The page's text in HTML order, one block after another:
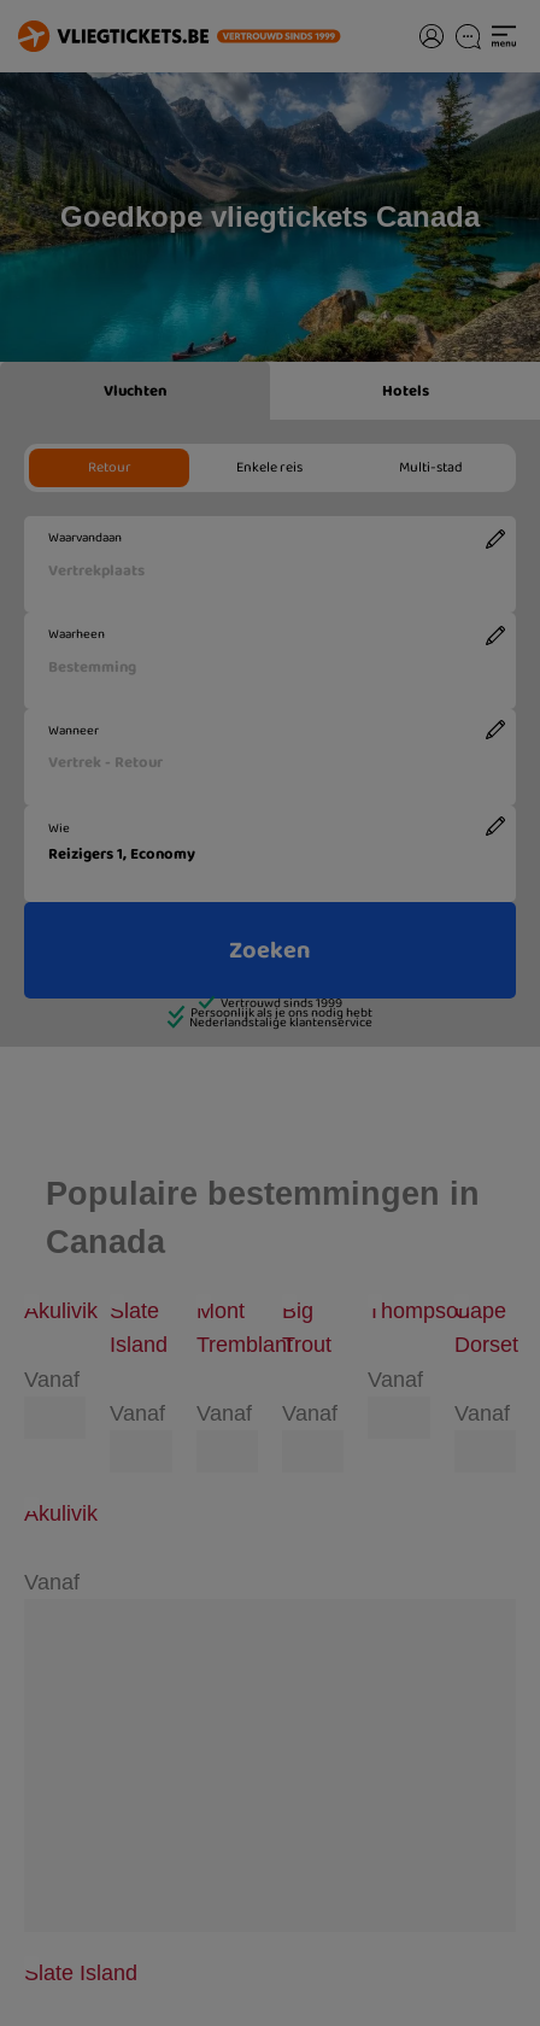
Goedkope vliegtickets Canada
Populaire bestemmingen in
Canada
Akulivik
Vanaf
Slate
Island
Vanaf
Mont
Tremblant
Vanaf
Big
Trout
Vanaf
Thompson
Vanaf
Cape
Dorset
Vanaf
Akulivik
Vanaf
Slate Island